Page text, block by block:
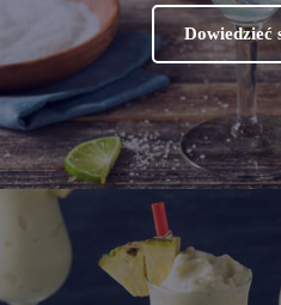
Dowiedzieć